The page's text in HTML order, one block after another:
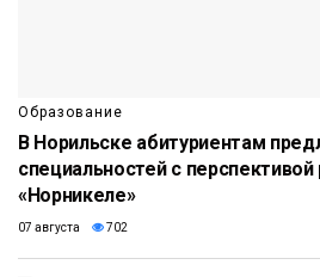
Образование
В Норильске абитуриентам
специальностей с
«Норникеле»
07 августа 702